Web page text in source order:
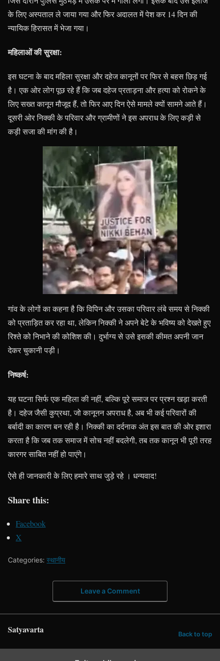
के लिए अस्पताल ले जाया गया और फिर अदालत में पेश कर 14 दिन की
न्यायिक हिरासत में भेजा गया।
महिलाओं की सुरक्षा:
इस घटना के बाद महिला सुरक्षा और दहेज कानूनों पर फिर से बहस छिड़ गई
है। एक ओर लोग पूछ रहे हैं कि जब दहेज प्रताड़ना और हत्या को रोकने के
लिए सख्त कानून मौजूद हैं, तो फिर आए दिन ऐसे मामले क्यों सामने आते हैं।
दूसरी ओर निक्की के परिवार और ग्रामीणों ने इस अपराध के लिए कड़ी से
कड़ी सजा की मांग की है।
गांव के लोगों का कहना है कि विपिन और उसका परिवार लंबे समय से निक्की
को प्रताड़ित कर रहा था, लेकिन निक्की ने अपने बेटे के भविष्य को देखते हुए
रिश्ते को निभाने की कोशिश की। दुर्भाग्य से उसे इसकी कीमत अपनी जान
देकर चुकानी पड़ी।
निष्कर्ष:
यह घटना सिर्फ एक महिला की नहीं, बल्कि पूरे समाज पर प्रश्न खड़ा करती
है। दहेज जैसी कुप्रथा, जो कानूनन अपराध है, अब भी कई परिवारों की
बर्बादी का कारण बन रही है। निक्की का दर्दनाक अंत इस बात की ओर इशारा
करता है कि जब तक समाज में सोच नहीं बदलेगी, तब तक कानून भी पूरी तरह
कारगर साबित नहीं हो पाएंगे।
ऐसे ही जानकारी के लिए हमारे साथ जुड़े रहे । धन्यवाद!
Share this:
Facebook
X
Categories: स्थानीय
Leave a Comment
Satyavarta Back to top